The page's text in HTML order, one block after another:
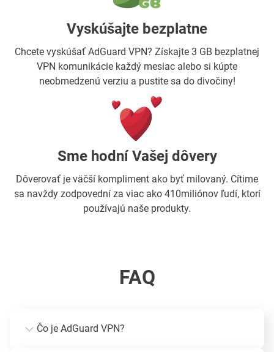
Vyskúšajte bezplatne
Chcete vyskúšať AdGuard VPN? Získajte 3 GB bezplatnej
VPN komunikácie každý mesiac alebo si kúpte
neobmedzenú verziu a pustite sa do divočiny!
Sme hodní Vašej dôvery
Dôverovať je väčší kompliment ako byť milovaný. Cítime
sa navždy zodpovední za viac ako 410miliónov ľudí, ktorí
používajú naše produkty.
FAQ
Čo je AdGuard VPN?